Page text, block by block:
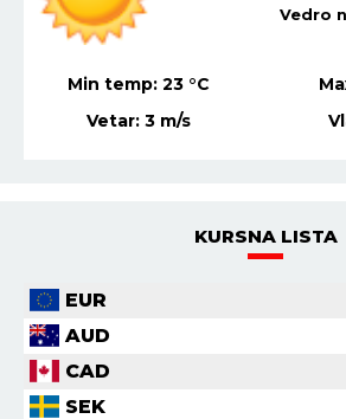
Min temp:21 °C
Vetar: 4 m/s
KURSNA LISTA
EUR
AUD
CAD
SEK